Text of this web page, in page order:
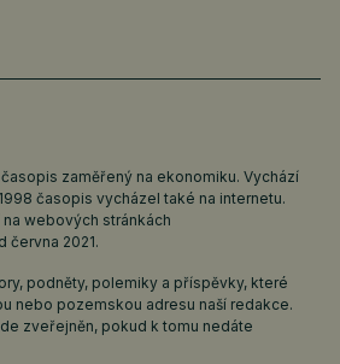
zaměřený na ekonomiku. Vychází
časopis vycházel také na internetu.
webových stránkách
června 2021.
podněty, polemiky a příspěvky, které
nebo pozemskou adresu naší redakce.
zveřejněn, pokud k tomu nedáte